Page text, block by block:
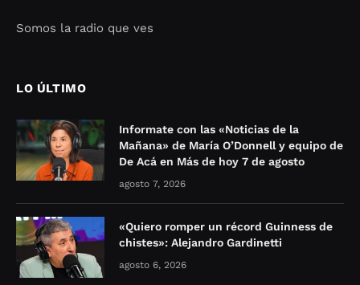
Somos la radio que ves
LO ÚLTIMO
Informate con las «Noticias de la
Mañana» de María O’Donnell y equipo de
De Acá en Más de hoy 7 de agosto
agosto 7, 2026
«Quiero romper un récord Guinness de
chistes»: Alejandro Gardinetti
agosto 6, 2026